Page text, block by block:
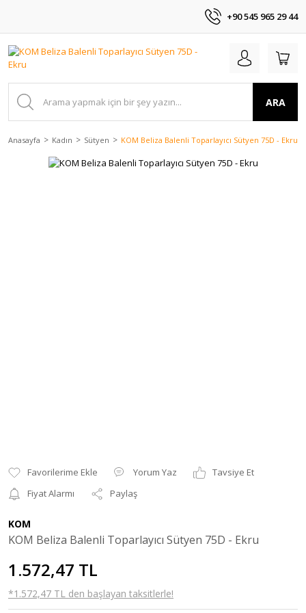
+90 545 965 29 44
ARA
Anasayfa Kadın Sütyen KOM Beliza Balenli Toparlayıcı Sütyen 75D - Ekru
Yorum Yaz
Tavsiye Et
Fiyat Alarmı
Paylaş
KOM
KOM Beliza Balenli Toparlayıcı Sütyen 75D - Ekru
1.572,47 TL
*1.572,47 TL den başlayan taksitlerle!